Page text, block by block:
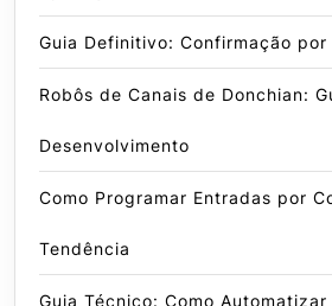
Guia Definitivo: Confirmação
Robôs de Canais de Donchian:
Desenvolvimento
Como Programar Entradas por
Tendência
Guia Técnico: Como